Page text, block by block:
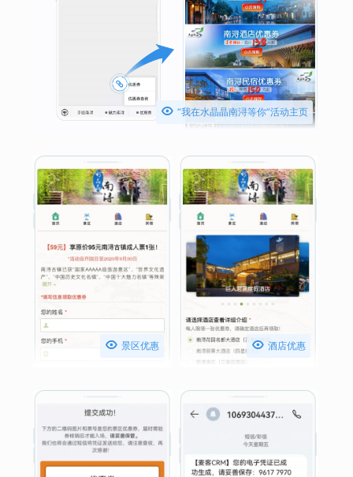
 “我在水晶晶南浔等你”活动主页
 景区优惠  酒店优惠